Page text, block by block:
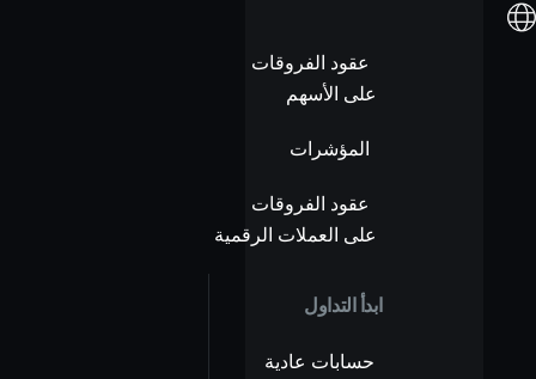
عقود الفروقات
على الأسهم
المؤشرات
عقود الفروقات
على العملات الرقمية
ابدأ التداول
حسابات عادية